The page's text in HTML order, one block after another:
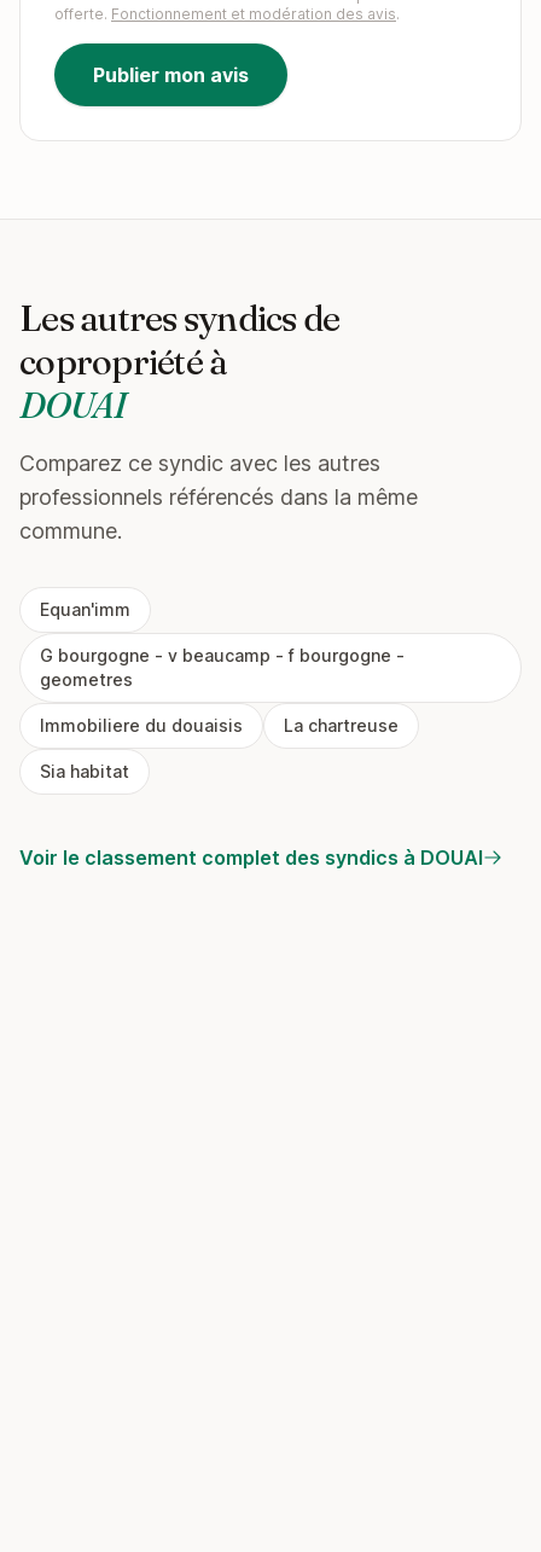
offerte. Fonctionnement et modération des avis.
Publier mon avis
Les autres syndics de
copropriété à
DOUAI
Comparez ce syndic avec les autres
professionnels référencés dans la même
commune.
Equan'imm
G bourgogne - v beaucamp - f bourgogne -
geometres
Immobiliere du douaisis La chartreuse
Sia habitat
Voir le classement complet des syndics à DOUAI